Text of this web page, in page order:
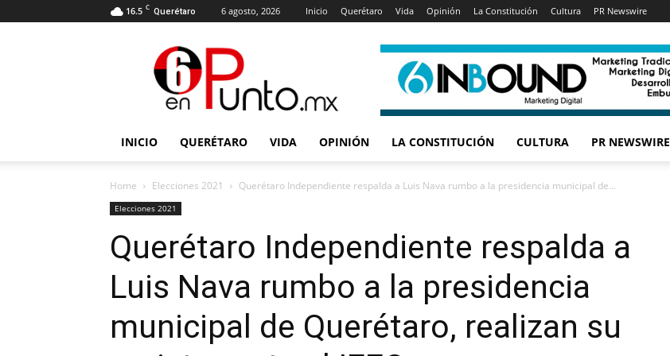
16.5 C Querétaro 6 agosto, 2026 Inicio Querétaro Vida Opinión La Constitución Cultura PR Newswire
punto
INICIO QUERÉTARO VIDA OPINIÓN LA CONSTITUCIÓN CULTURA PR NEWSWIRE
Home Elecciones 2021 Querétaro Independiente respalda a Luis Nava rumbo a la presidencia municipal de...
Elecciones 2021
Querétaro Independiente respalda a
Luis Nava rumbo a la presidencia
municipal de Querétaro, realizan su